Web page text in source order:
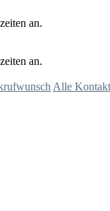
an.
an.
Alle